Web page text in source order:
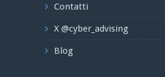
Contatti
X @cyber_advising
Blog